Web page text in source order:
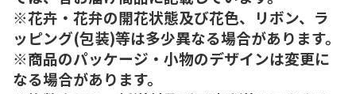
※花卉・花弁の開花状態及び花色、リボン、ラ
ッピング(包装)等は多少異なる場合があります。
※商品のパッケージ・小物のデザインは変更に
なる場合があります。